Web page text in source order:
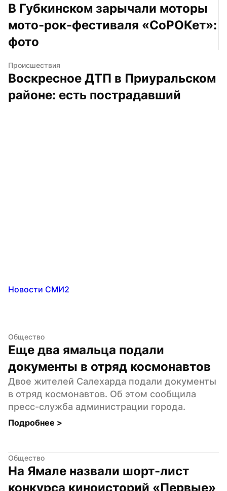
В Губкинском зарычали моторы
мото-рок-фестиваля «СоРОКет»:
фото
Происшествия
Воскресное ДТП в Приуральском
районе: есть пострадавший
Новости СМИ2
Общество
Еще два ямальца подали
документы в отряд космонавтов
Двое жителей Салехарда подали документы
в отряд космонавтов. Об этом сообщила
пресс-служба администрации города.
Подробнее >
Общество
На Ямале назвали шорт-лист
конкурса киноисторий «Первые»